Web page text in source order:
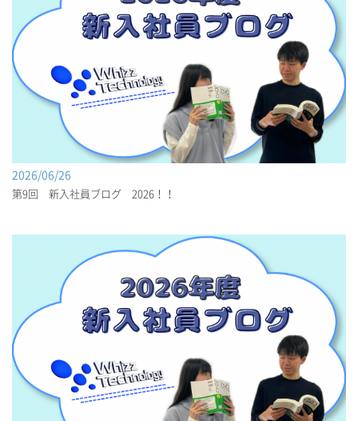
2026/06/26
第9回 新入社員ブログ 2026！！